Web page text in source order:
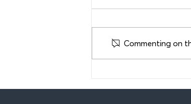
Commenting on